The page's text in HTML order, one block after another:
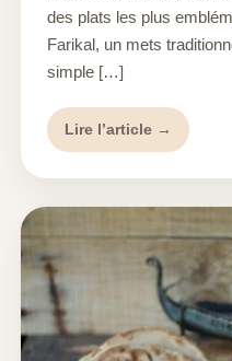
des plats les plus
Farikal, un mets
simple […]
Lire l’article →